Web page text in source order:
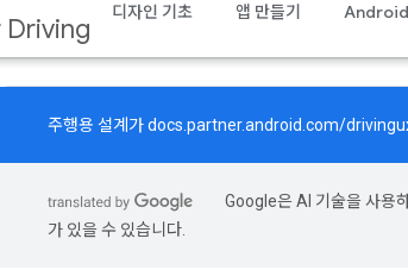
디자인 기초 앱 만들기
주행용 설계가docs.partner.android.com/
Google은 AI 기술을 사용
가 있을 수 있습니다.